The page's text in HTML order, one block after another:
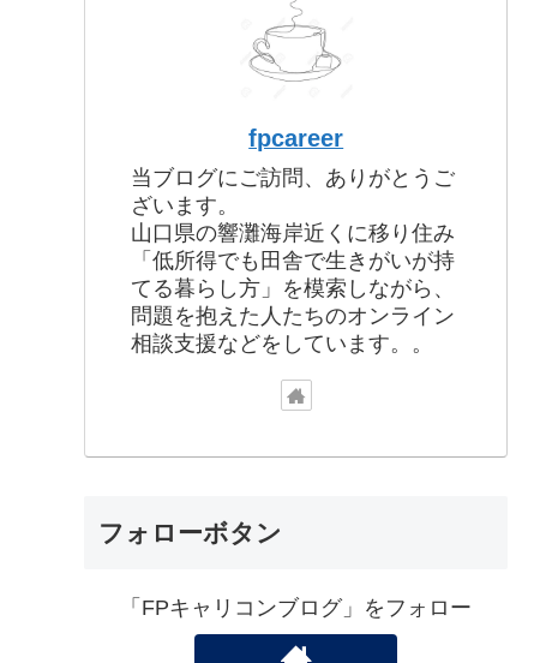
fpcareer
当ブログにご訪問、ありがとうご
ざいます。
山口県の響灘海岸近くに移り住み
「低所得でも田舎で生きがいが持
てる暮らし方」を模索しながら、
問題を抱えた人たちのオンライン
相談支援などをしています。。
フォローボタン
「FPキャリコンブログ」をフォロー